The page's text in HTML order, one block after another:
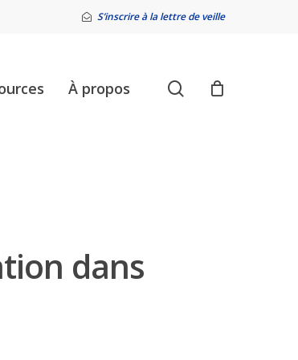
S’inscrire à la lettre de veille
À propos search
dans